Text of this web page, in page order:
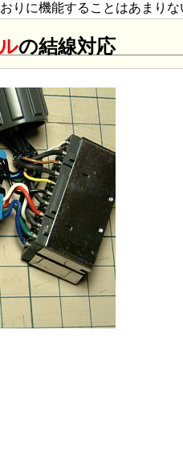
りに機能することはあまりな
の結線対応